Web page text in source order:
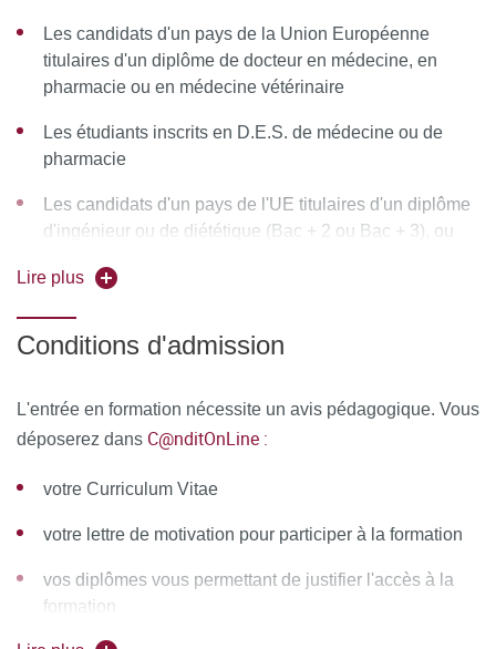
Réponse métabolique au jeûne court et prolongé
Physiopathologie de la dénutrition liée à l’agression
Évaluation de la composition corporelle au cours de la
Métabolisme protéique et énergétique au cours de la
MOYENS PÉDAGOGIQUES ET TECHNIQUES
Équipe pédagogique :
Ressources matérielles :
seront proposés pour permettre :
d'échanger des fichiers, des données
de partager des ressources, des informations
Les candidats d'un pays de la Union Européenne
titulaires d'un diplôme de docteur en médecine, en
pharmacie ou en médecine vétérinaire
Les étudiants inscrits en D.E.S. de médecine ou de
pharmacie
Les candidats d'un pays de l'UE titulaires d'un diplôme
d'ingénieur ou de diététique (Bac + 2 ou Bac + 3), ou
directement ou indirectement centrée sur la nutrition
Les candidats hors UE titulaires d'un diplôme
Lire plus
Conditions d'admission
L'entrée en formation nécessite un avis pédagogique. Vous
déposerez dans C@nditOnLine :
votre Curriculum Vitae
votre lettre de motivation pour participer à la formation
vos diplômes vous permettant de justifier l'accès à la
formation